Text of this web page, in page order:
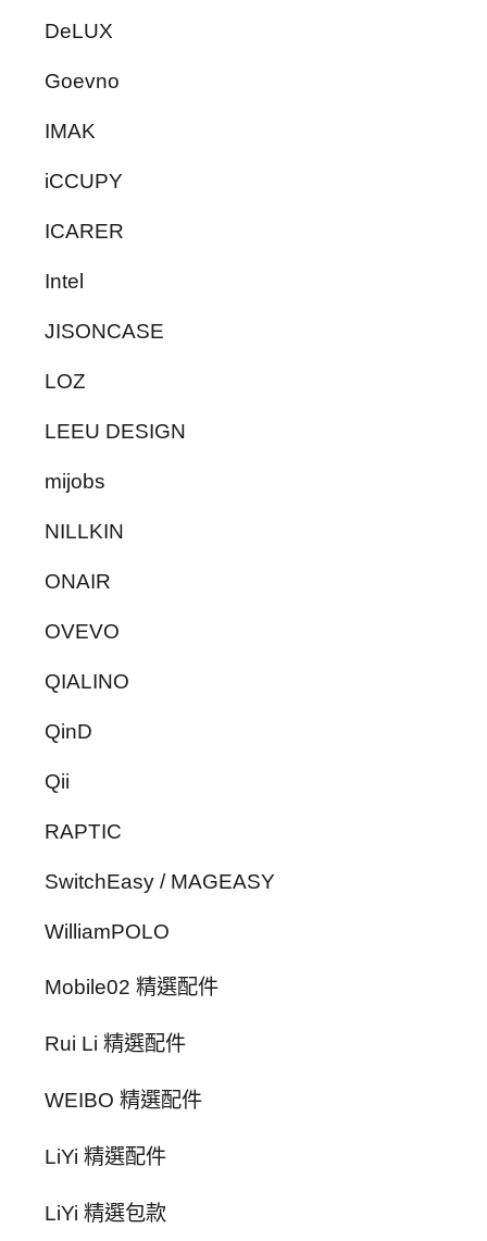
DeLUX
Goevno
IMAK
iCCUPY
ICARER
Intel
JISONCASE
LOZ
LEEU DESIGN
mijobs
NILLKIN
ONAIR
OVEVO
QIALINO
QinD
Qii
RAPTIC
SwitchEasy / MAGEASY
WilliamPOLO
Mobile02 精選配件
Rui Li 精選配件
WEIBO 精選配件
LiYi 精選配件
LiYi 精選包款